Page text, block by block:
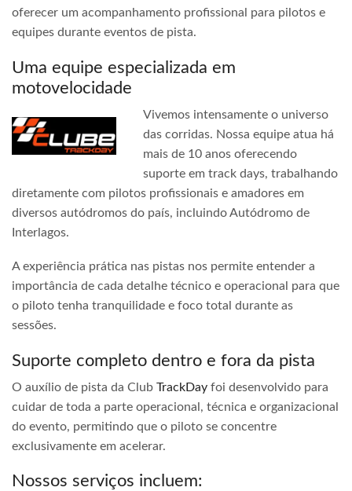
oferecer um acompanhamento profissional para pilotos e
equipes durante eventos de pista.
Uma equipe especializada em
motovelocidade
Vivemos intensamente o universo
das corridas. Nossa equipe atua há
mais de 10 anos oferecendo
suporte em track days, trabalhando
diretamente com pilotos profissionais e amadores em
diversos autódromos do país, incluindo Autódromo de
Interlagos.
A experiência prática nas pistas nos permite entender a
importância de cada detalhe técnico e operacional para que
o piloto tenha tranquilidade e foco total durante as
sessões.
Suporte completo dentro e fora da pista
O auxílio de pista da Club TrackDay foi desenvolvido para
cuidar de toda a parte operacional, técnica e organizacional
do evento, permitindo que o piloto se concentre
exclusivamente em acelerar.
Nossos serviços incluem: